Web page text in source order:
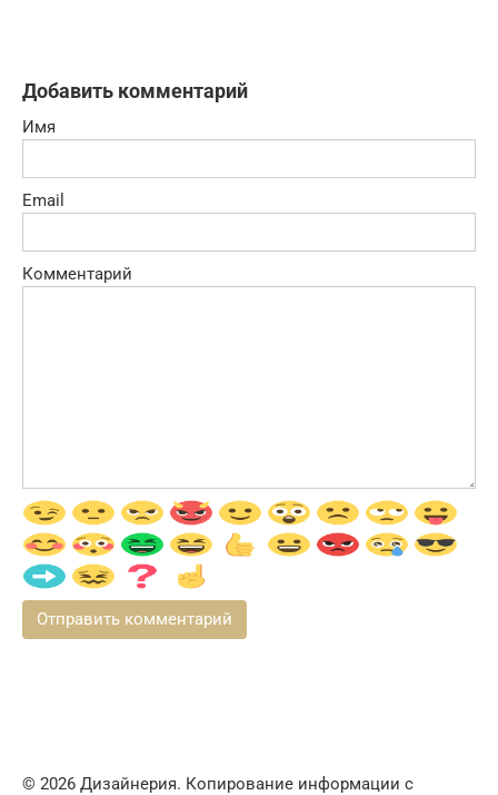
Добавить комментарий
Имя
Email
Комментарий
© 2026 Дизайнерия. Копирование информации с